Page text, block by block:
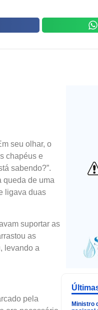
seu olhar, o
chapéus e
sabendo?”.
queda de uma
ligava duas
suportar as
as
levando a
pela
Ministro